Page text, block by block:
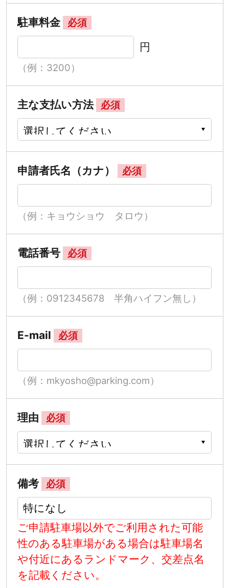
駐車料金 必須
円
（例：3200）
主な支払い方法 必須
申請者氏名（カナ） 必須
（例：キョウショウ タロウ）
電話番号 必須
（例：0912345678 半角ハイフン無し）
E-mail 必須
（例：mkyosho@parking.com）
理由 必須
備考 必須
ご申請駐車場以外でご利用された可能
性のある駐車場がある場合は駐車場名
や付近にあるランドマーク、交差点名
を記載ください。